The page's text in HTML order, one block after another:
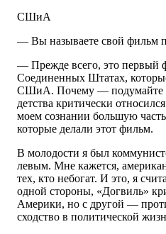
СШиА
— Вы называете свой фильм
— Прежде всего, это первый
Соединенных Штатах,
СШиА. Почему — подумайте
детства критически
моем сознании большую
которые делали этот фильм.
В молодости я был
левым. Мне кажется,
тех, кто небогат. И это, я
одной стороны, «Догвиль»
Америки, но с другой —
сходство в политической